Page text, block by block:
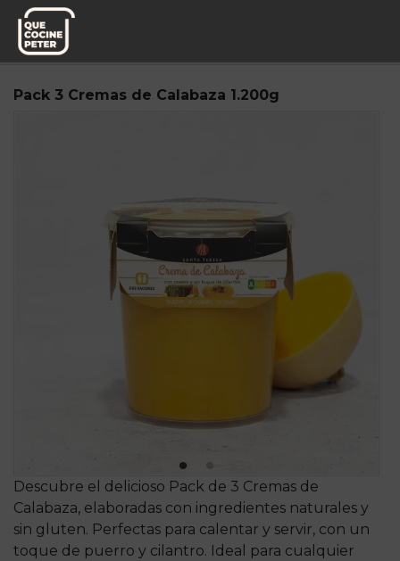
Pedido semanal
Pack 3 Cremas de Calabaza 1.200g
Descubre el delicioso Pack de 3 Cremas de
Calabaza, elaboradas con ingredientes naturales y
sin gluten. Perfectas para calentar y servir, con un
toque de puerro y cilantro. Ideal para cualquier